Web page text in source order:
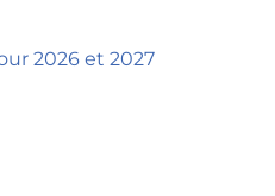
2026 et 2027